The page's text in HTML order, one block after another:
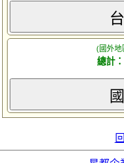
(國外地
總計